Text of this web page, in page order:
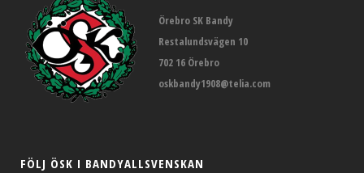
Örebro SK Bandy
Restalundsvägen 10
702 16 Örebro
oskbandy1908@telia.com
FÖLJ ÖSK I BANDYALLSVENSKAN